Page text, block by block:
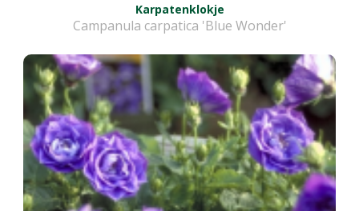
Karpatenklokje
Campanula carpatica 'Blue Wonder'